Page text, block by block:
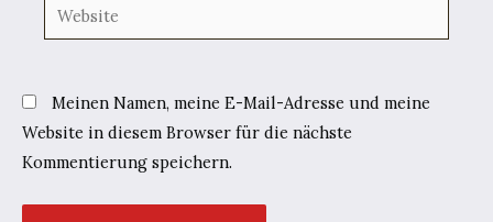
Website
Meinen Namen, meine E-Mail-Adresse und meine
Website in diesem Browser für die nächste
Kommentierung speichern.